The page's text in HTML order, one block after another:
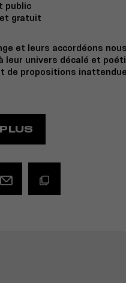
public
gratuit
et leurs accordéons
leur univers décalé et
de propositions